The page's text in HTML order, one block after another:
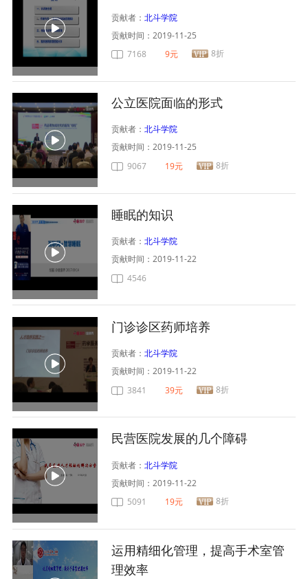
贡献者：北斗学院
贡献时间：2019-11-25
7168
9元 8折
公立医院面临的形式
贡献者：北斗学院
贡献时间：2019-11-25
9067
19元 8折
睡眠的知识
贡献者：北斗学院
贡献时间：2019-11-22
4546
门诊诊区药师培养
贡献者：北斗学院
贡献时间：2019-11-22
3841
39元 8折
民营医院发展的几个障碍
贡献者：北斗学院
贡献时间：2019-11-22
5091
19元 8折
运用精细化管理，提高手术室管
理效率